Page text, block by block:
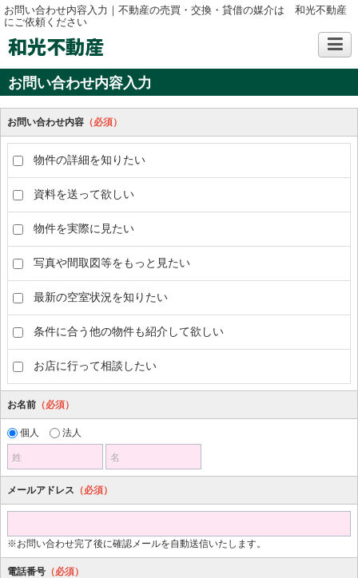
お問い合わせ内容入力｜不動産の売買・交換・貸借の媒介は 和光不動産
にご依頼ください
和光不動産
お問い合わせ内容入力
お問い合わせ内容 （必須）
物件の詳細を知りたい
資料を送って欲しい
物件を実際に見たい
写真や間取図等をもっと見たい
最新の空室状況を知りたい
条件に合う他の物件も紹介して欲しい
お店に行って相談したい
お名前 （必須）
個人 法人
姓 名
メールアドレス （必須）
※お問い合わせ完了後に確認メールを自動送信いたします。
電話番号 （必須）